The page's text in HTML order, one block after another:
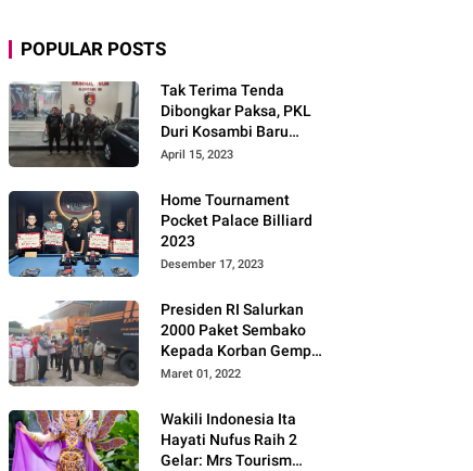
POPULAR POSTS
Tak Terima Tenda
Dibongkar Paksa, PKL
Duri Kosambi Baru
Gugat PT MD
April 15, 2023
Home Tournament
Pocket Palace Billiard
2023
Desember 17, 2023
Presiden RI Salurkan
2000 Paket Sembako
Kepada Korban Gempa
di Pasaman Barat
Maret 01, 2022
Wakili Indonesia Ita
Hayati Nufus Raih 2
Gelar: Mrs Tourism